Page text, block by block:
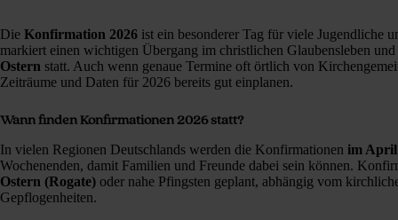
Die Konfirmation 2026 ist ein besonderer Tag für viele Jugendliche
markiert einen wichtigen Übergang im christlichen Glaubensleben
Ostern statt. Auch wenn genaue Termine oft örtlich von
Zeiträume und Daten für 2026 bereits gut einplanen.
Wann finden Konfirmationen 2026 statt?
In vielen Regionen Deutschlands werden die Konfirmationen im April
Wochenenden, damit Familien und Freunde dabei sein können.
Ostern (Rogate) oder nahe Pfingsten geplant, abhängig vom
Gepflogenheiten.